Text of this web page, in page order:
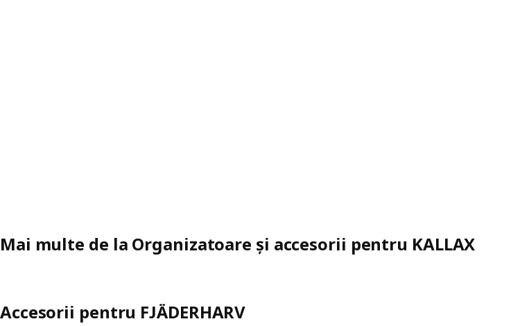
Mai multe de la Organizatoare și accesorii pentru KALLAX
Accesorii pentru FJÄDERHARV